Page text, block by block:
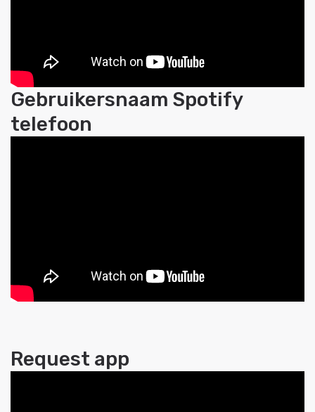
Gebruikersnaam Spotify
telefoon
Request app